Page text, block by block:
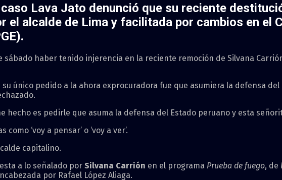
Lava Jato denunció que su reciente
el alcalde de Lima y facilitada por cambios en el
.
sábado haber tenido injerencia en la reciente remoción de Silvana
único pedido a la ahora exprocuradora fue que asumiera la defensa
hecho es pedirle que asuma la defensa del Estado peruano y esta
‘voy a pensar’ o ‘voy a ver’.
capitalino.
a lo señalado por Silvana Carrión en el programa Prueba de fuego, de
por Rafael López Aliaga.